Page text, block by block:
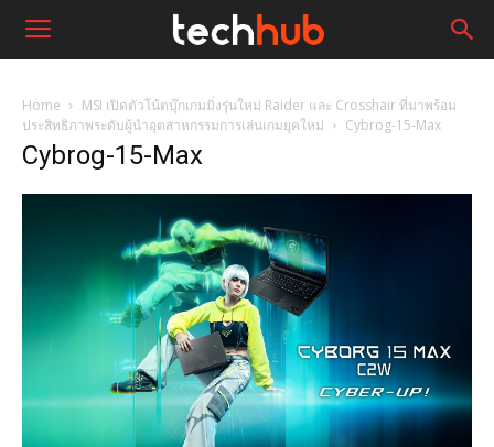
Home
MSI เปิดตัวโน้ตบุ๊กเกมมิ่งรุ่นใหม่ Raider และ Crosshair ที่มาพร้อม
ประสิทธิภาพระดับผู้นำอุตสาหกรรมการเล่นเกมยุคใหม่
Cybrog-15-Max
Cybrog-15-Max